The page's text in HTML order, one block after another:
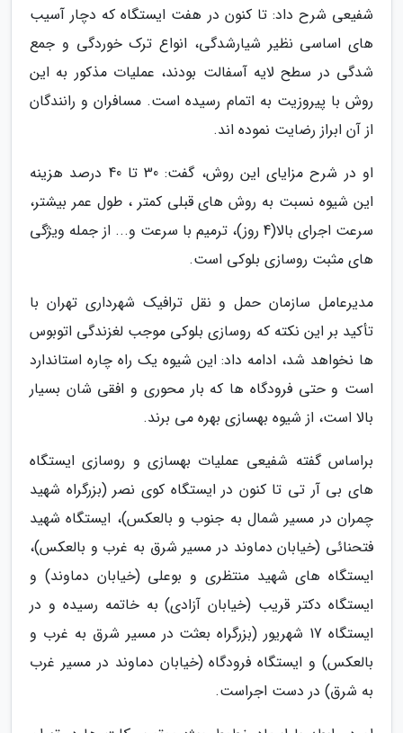
شفیعی شرح داد: تا کنون در هفت ایستگاه که دچار آسیب
های اساسی نظیر شیارشدگی، انواع ترک خوردگی و جمع
شدگی در سطح لایه آسفالت بودند، عملیات مذکور به این
روش با پیروزیت به اتمام رسیده است. مسافران و رانندگان
از آن ابراز رضایت نموده اند.
او در شرح مزایای این روش، گفت: 30 تا 40 درصد هزینه
این شیوه نسبت به روش های قبلی کمتر ، طول عمر بیشتر،
سرعت اجرای بالا(4 روز)، ترمیم با سرعت و... از جمله ویژگی
های مثبت روسازی بلوکی است.
مدیرعامل سازمان حمل و نقل ترافیک شهرداری تهران با
تأکید بر این نکته که روسازی بلوکی موجب لغزندگی اتوبوس
ها نخواهد شد، ادامه داد: این شیوه یک راه چاره استاندارد
است و حتی فرودگاه ها که بار محوری و افقی شان بسیار
بالا است، از شیوه بهسازی بهره می برند.
براساس گفته شفیعی عملیات بهسازی و روسازی ایستگاه
های بی آر تی تا کنون در ایستگاه کوی نصر (بزرگراه شهید
چمران در مسیر شمال به جنوب و بالعکس)، ایستگاه شهید
فتحنائی (خیابان دماوند در مسیر شرق به غرب و بالعکس)،
ایستگاه های شهید منتظری و بوعلی (خیابان دماوند) و
ایستگاه دکتر قریب (خیابان آزادی) به خاتمه رسیده و در
ایستگاه 17 شهریور (بزرگراه بعثت در مسیر شرق به غرب و
بالعکس) و ایستگاه فرودگاه (خیابان دماوند در مسیر غرب
به شرق) در دست اجراست.